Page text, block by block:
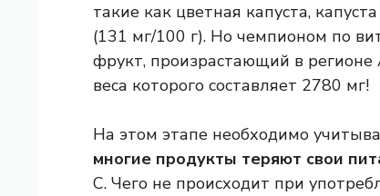
такие как цветная капуста,
(131 мг/100 г). Но чемпионом по
фрукт, произрастающий в
веса которого составляет 2780 мг!
На этом этапе необходимо
многие продукты теряют свои
С. Чего не происходит при